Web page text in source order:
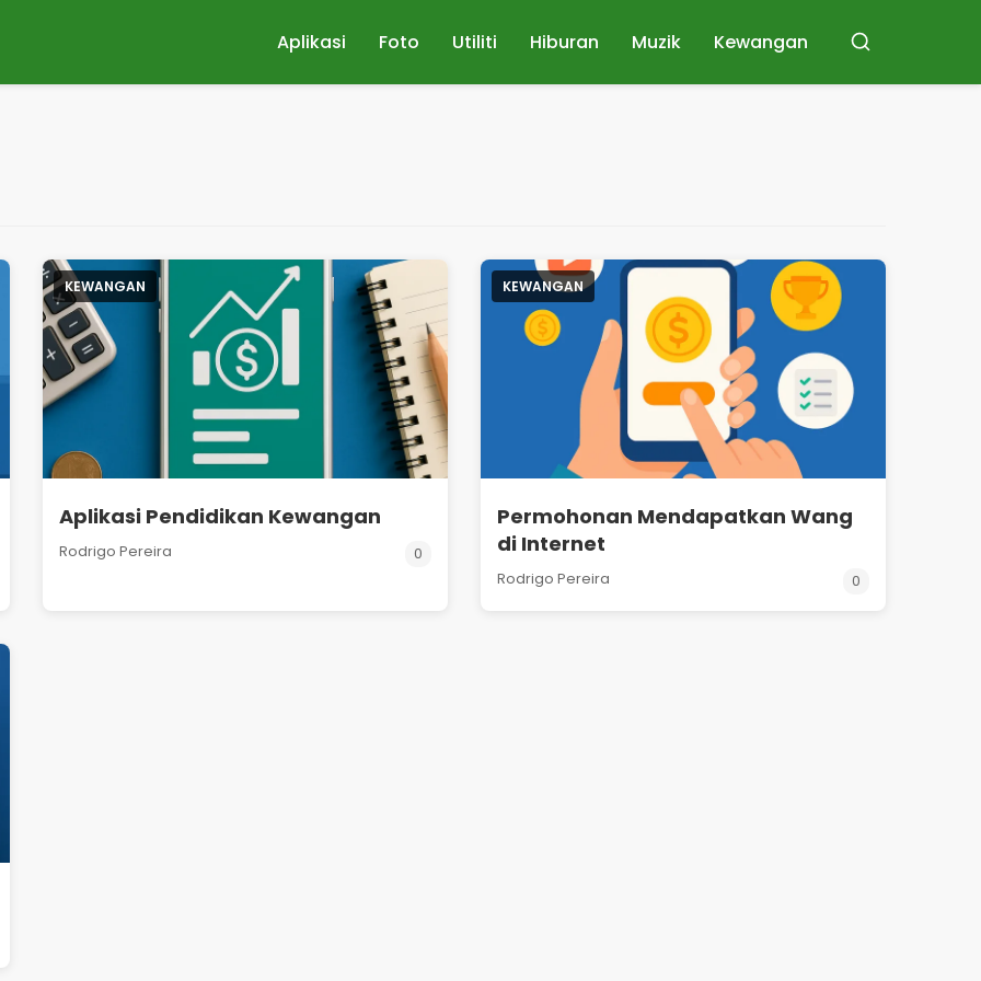
Aplikasi Foto Utiliti Hiburan Muzik Kewangan Buscar
KEWANGAN
Aplikasi Pendidikan Kewangan
Rodrigo Pereira 0
KEWANGAN
Permohonan Mendapatkan Wang
di Internet
Rodrigo Pereira 0